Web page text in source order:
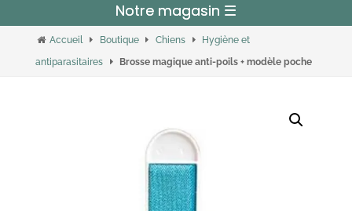
Accueil Boutique Chiens
Hygiène et
antiparasitaires
Brosse magique anti-poils + modèle poche